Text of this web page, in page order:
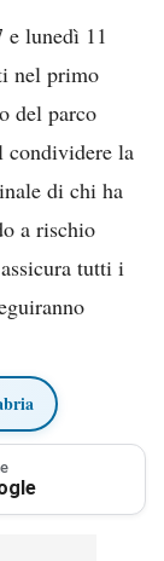
e lunedì 11
nel primo
del parco
condividere la
di chi ha
a rischio
tutti i